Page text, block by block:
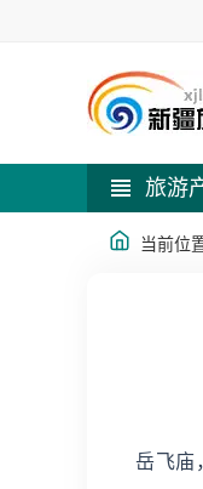
旅游
当前位
岳飞庙